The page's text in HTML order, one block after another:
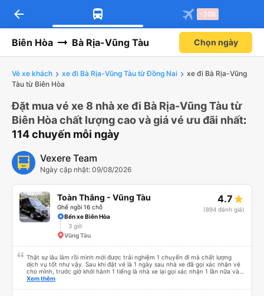
arrow_back -30k
Biên Hòa Bà Rịa-Vũng Tàu Chọn ngày
Vé xe khách xe đi Bà Rịa-Vũng Tàu từ Đồng Nai
xe đi Bà Rịa-Vũng
Tàu từ Biên Hòa
Đặt mua vé xe 8 nhà xe đi Bà Rịa-Vũng Tàu từ
Biên Hòa chất lượng cao và giá vé ưu đãi nhất:
114 chuyến mỗi ngày
Vexere Team
Ngày cập nhật: 09/08/2026
Toàn Thắng - Vũng Tàu
Ghế ngồi 16 chỗ
4.7
(894 đánh giá)
Bến xe Biên Hòa
3 giờ
Vũng Tàu
Thật sự lâu lắm rồi mình mới được trải nghiệm 1 chuyến đi mà chất lượng
dịch vụ tốt như vậy. Sau khi đặt vé là 1 ngày sau nhà xe đã gọi xác nhận vé
cho mình, trước giờ khởi hành 1 tiếng là nhà xe lại gọi xác nhận 1 lần nữa và
cung cấp số đt của bác tài và số xe. Dịch vụ tốt, xe sạch sẽ và bác tài chạy
Xem thêm